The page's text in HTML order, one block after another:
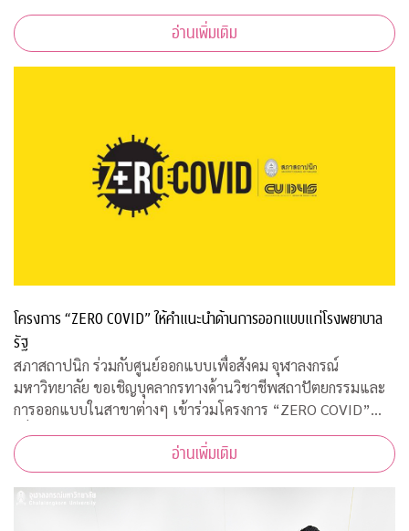
2563 เวลา 08.00-15.00 ณ ฝ่ายธนาคารเลือด ชั้น 3B อาคารภูมิสิ
ริมังคลานุสรณ์ รพ.จุฬาลงกรอ่านเพิ่มเติม
โครงการ “ZERO COVID” ให้คำแนะนำด้านการออกแบบแก่โรงพยาบาล
รัฐ
สภาสถาปนิก ร่วมกับศูนย์ออกแบบเพื่อสังคม จุฬาลงกรณ์
มหาวิทยาลัย ขอเชิญบุคลากรทางด้านวิชาชีพสถาปัตยกรรมและ
การออกแบบในสาขาต่างๆ เข้าร่วมโครงการ “ZERO COVID”
เพื่อให้ความช่วยเหลือด้านการออกแบบแก่โรงพยาบาลของรัฐ
พร้อมคำแนะนำการออกแบบสถานที่รองรับผู้ป่วยจากเชื้อ
อ่านเพิ่มเติม